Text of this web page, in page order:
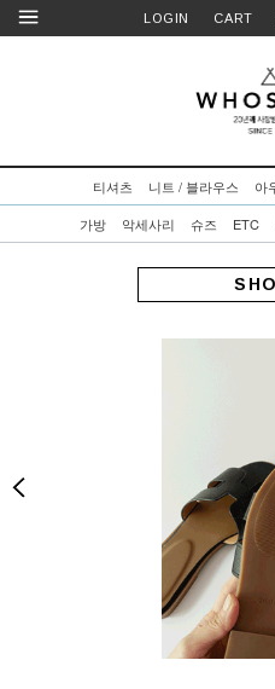
LOGIN CART
티셔츠 니트 / 블라우스 아
가방
악세사리 슈즈 ETC